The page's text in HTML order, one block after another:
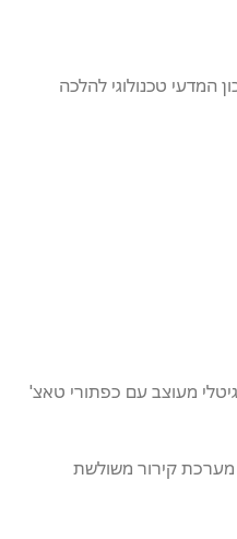
המדעי טכנולוגי להלכה